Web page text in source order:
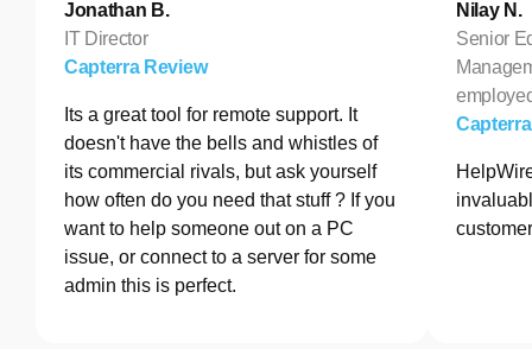
Jonathan B.
IT Director
Capterra Review
Its a great tool for remote support. It
doesn't have the bells and whistles of
its commercial rivals, but ask yourself
how often do you need that stuff ? If you
want to help someone out on a PC
issue, or connect to a server for some
admin this is perfect.
Nilay N.
Senior